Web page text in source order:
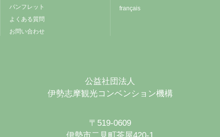
パンフレット
よくある質問
お問い合わせ
français
公益社団法人
伊勢志摩観光コンベンション機構
〒519-0609
伊勢市二見町茶屋420-1